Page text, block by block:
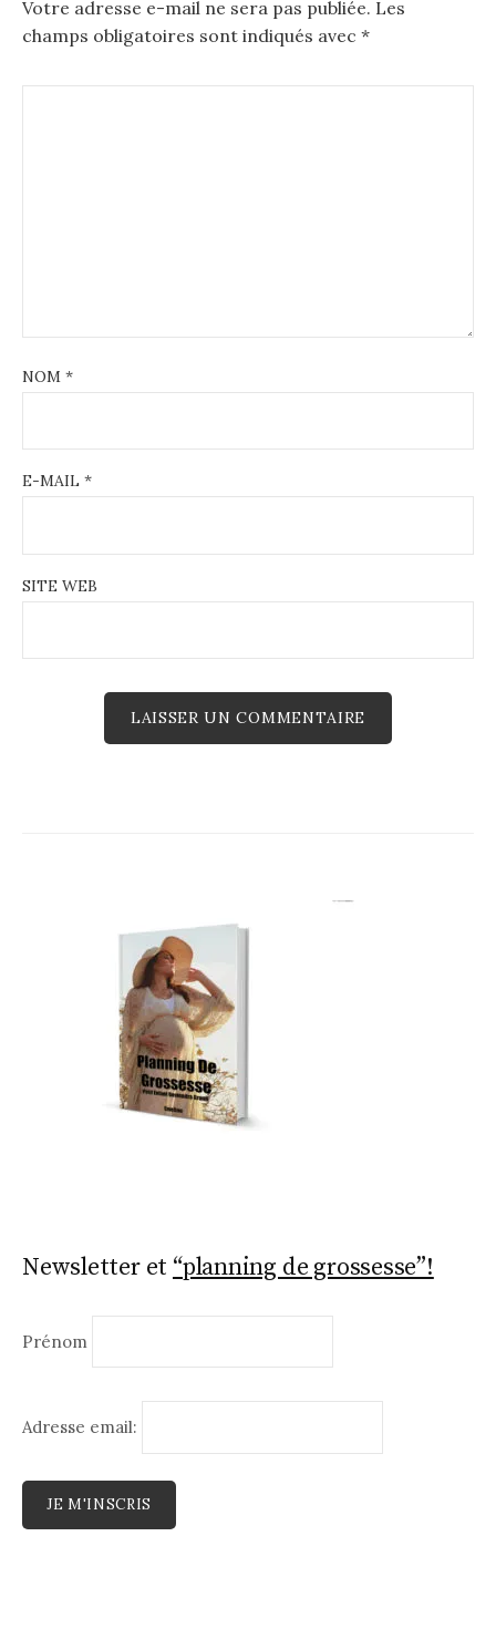
Votre adresse e-mail ne sera pas publiée. Les
champs obligatoires sont indiqués avec *
NOM *
E-MAIL *
SITE WEB
Newsletter et “planning de grossesse”!
Prénom
Adresse email: